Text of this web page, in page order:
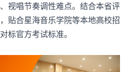
视唱节奏调性难点。结合本省评
贴合星海音乐学院等本地高校招
标官方考试标准。